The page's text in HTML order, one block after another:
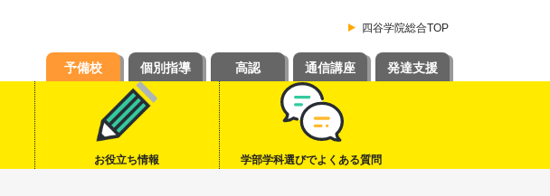
四谷学院総合TOP
予備校 個別指導 高認 通信講座 発達支援
お役立ち情報 学部学科選びでよくある質問